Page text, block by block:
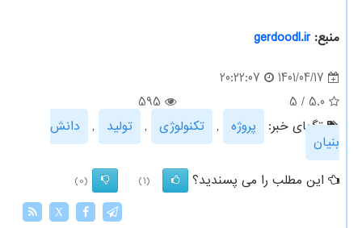
منبع:gerdoodl.ir
1401/04/17
20:22:07
5.0
/
5
595
تگهای خبر:
پروژه , تكنولوژی , تولید ,
دانش
بنیان
این مطلب را می پسندید؟
(1)
(0)
X